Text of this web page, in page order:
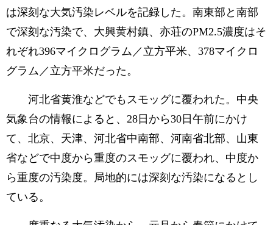
は深刻な大気汚染レベルを記録した。南東部と南部
で深刻な汚染で、大興黄村鎮、亦荘のPM2.5濃度はそ
れぞれ396マイクログラム／立方平米、378マイクロ
グラム／立方平米だった。
河北省黄淮などでもスモッグに覆われた。中央
気象台の情報によると、28日から30日午前にかけ
て、北京、天津、河北省中南部、河南省北部、山東
省などで中度から重度のスモッグに覆われ、中度か
ら重度の汚染度。局地的には深刻な汚染になるとし
ている。